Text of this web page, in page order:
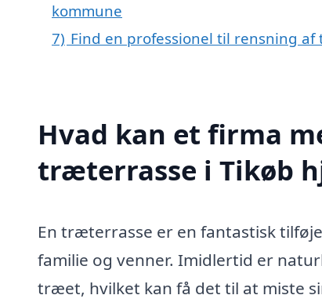
kommune
7) Find en professionel til rensning
Hvad kan et firma
træterrasse i Tikøb
En træterrasse er en fantastisk
familie og venner. Imidlertid er
træet, hvilket kan få det til at miste